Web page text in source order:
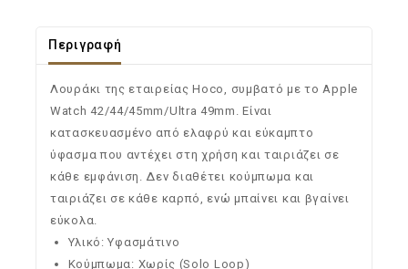
Περιγραφή
Λουράκι της εταιρείας Hoco, συμβατό με το Apple
Watch 42/44/45mm/Ultra 49mm. Είναι
κατασκευασμένο από ελαφρύ και εύκαμπτο
ύφασμα που αντέχει στη χρήση και ταιριάζει σε
κάθε εμφάνιση. Δεν διαθέτει κούμπωμα και
ταιριάζει σε κάθε καρπό, ενώ μπαίνει και βγαίνει
εύκολα.
Υλικό: Υφασμάτινο
Κούμπωμα: Χωρίς (Solo Loop)